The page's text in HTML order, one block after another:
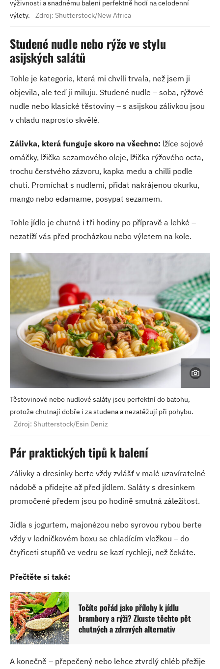
výživnosti a snadnému balení perfektně hodí na celodenní
výlety.
Zdroj: Shutterstock/New Africa
Studené nudle nebo rýže ve stylu
asijských salátů
Tohle je kategorie, která mi chvíli trvala, než jsem ji
objevila, ale teď ji miluju. Studené nudle – soba, rýžové
nudle nebo klasické těstoviny – s asijskou zálivkou jsou
v chladu naprosto skvělé.
Zálivka, která funguje skoro na všechno: lžíce sojové
omáčky, lžička sezamového oleje, lžička rýžového octa,
trochu čerstvého zázvoru, kapka medu a chilli podle
chuti. Promíchat s nudlemi, přidat nakrájenou okurku,
mango nebo edamame, posypat sezamem.
Tohle jídlo je chutné i tři hodiny po přípravě a lehké –
nezatíží vás před procházkou nebo výletem na kole.
Těstovinové nebo nudlové saláty jsou perfektní do batohu,
protože chutnají dobře i za studena a nezatěžují při pohybu.
Zdroj: Shutterstock/Esin Deniz
Pár praktických tipů k balení
Zálivky a dresinky berte vždy zvlášť v malé uzavíratelné
nádobě a přidejte až před jídlem. Saláty s dresinkem
promočené předem jsou po hodině smutná záležitost.
Jídla s jogurtem, majonézou nebo syrovou rybou berte
vždy v ledničkovém boxu se chladícím vložkou – do
čtyřiceti stupňů ve vedru se kazí rychleji, než čekáte.
Přečtěte si také:
Točíte pořád jako přílohy k jídlu
brambory a rýži? Zkuste těchto pět
chutných a zdravých alternativ
A konečně – přepečený nebo lehce ztvrdlý chléb přežije